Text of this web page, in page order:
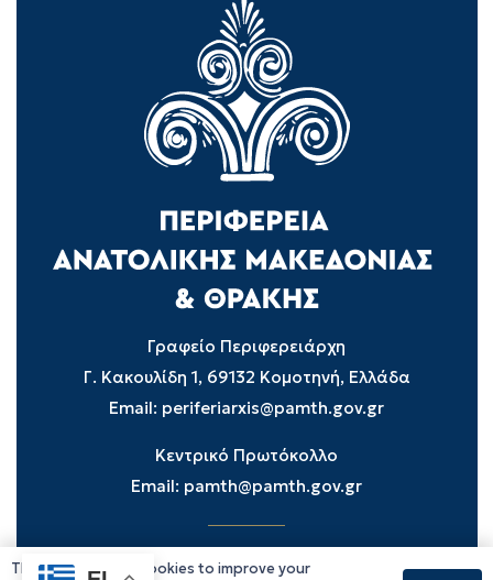
Γραφείο Περιφερειάρχη
Γ. Κακουλίδη 1, 69132 Κομοτηνή, Ελλάδα
Email: periferiarxis@pamth.gov.gr
Κεντρικό Πρωτόκολλο
Email: pamth@pamth.gov.gr
Υπηρεσίες Δράμας
This website uses cookies to improve your